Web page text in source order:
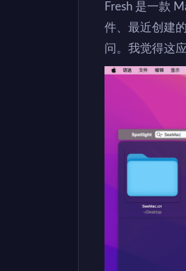
Fresh 是一款
件、最近创建
问。我觉得这